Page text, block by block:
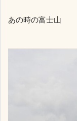
あの時の富士山